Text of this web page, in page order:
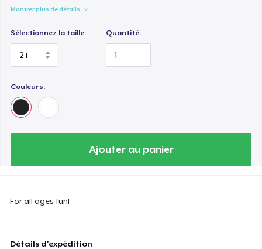
Montrer plus de détails
Sélectionnez la taille: Quantité:
Couleurs:
Ajouter au panier
For all ages fun!
Détails d'expédition